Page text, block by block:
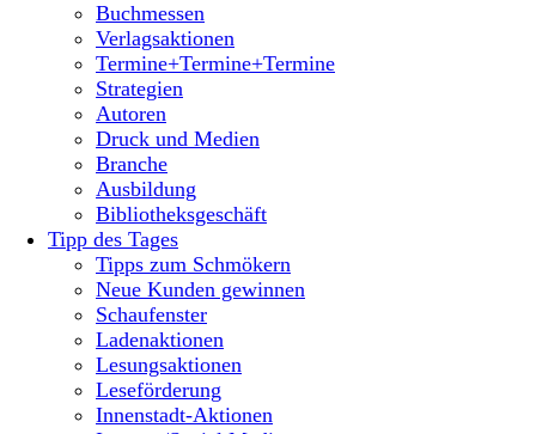
Buchmessen
Verlagsaktionen
Termine+Termine+Termine
Strategien
Autoren
Druck und Medien
Branche
Ausbildung
Bibliotheksgeschäft
Tipp des Tages
Tipps zum Schmökern
Neue Kunden gewinnen
Schaufenster
Ladenaktionen
Lesungsaktionen
Leseförderung
Innenstadt-Aktionen